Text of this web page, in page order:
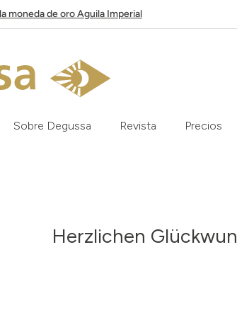
moneda de oro Aguila Imperial
Sobre Degussa Revista Precios
Herzlichen